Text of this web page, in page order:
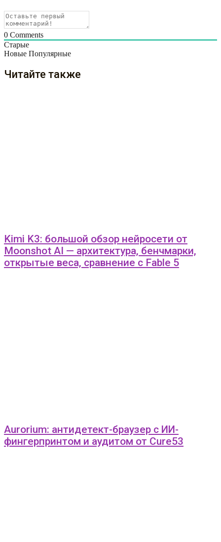
0 Comments
Старые
Новые Популярные
Читайте также
Kimi K3: большой обзор нейросети от
Moonshot AI — архитектура, бенчмарки,
открытые веса, сравнение с Fable 5
Aurorium: антидетект-браузер с ИИ-
фингерпринтом и аудитом от Cure53